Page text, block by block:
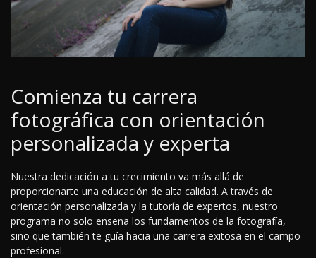
Comienza tu carrera
fotográfica con orientación
personalizada y experta
Nuestra dedicación a tu crecimiento va más allá de
proporcionarte una educación de alta calidad. A través de
orientación personalizada y la tutoría de expertos, nuestro
programa no solo enseña los fundamentos de la fotografía,
sino que también te guía hacia una carrera exitosa en el campo
profesional.